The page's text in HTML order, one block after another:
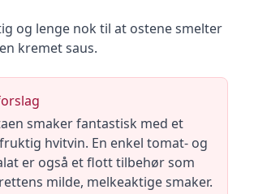
og lenge nok til at ostene smelter
kremet saus.
smaker fantastisk med et
hvitvin. En enkel tomat- og
er også et flott tilbehør som
milde, melkeaktige smaker.